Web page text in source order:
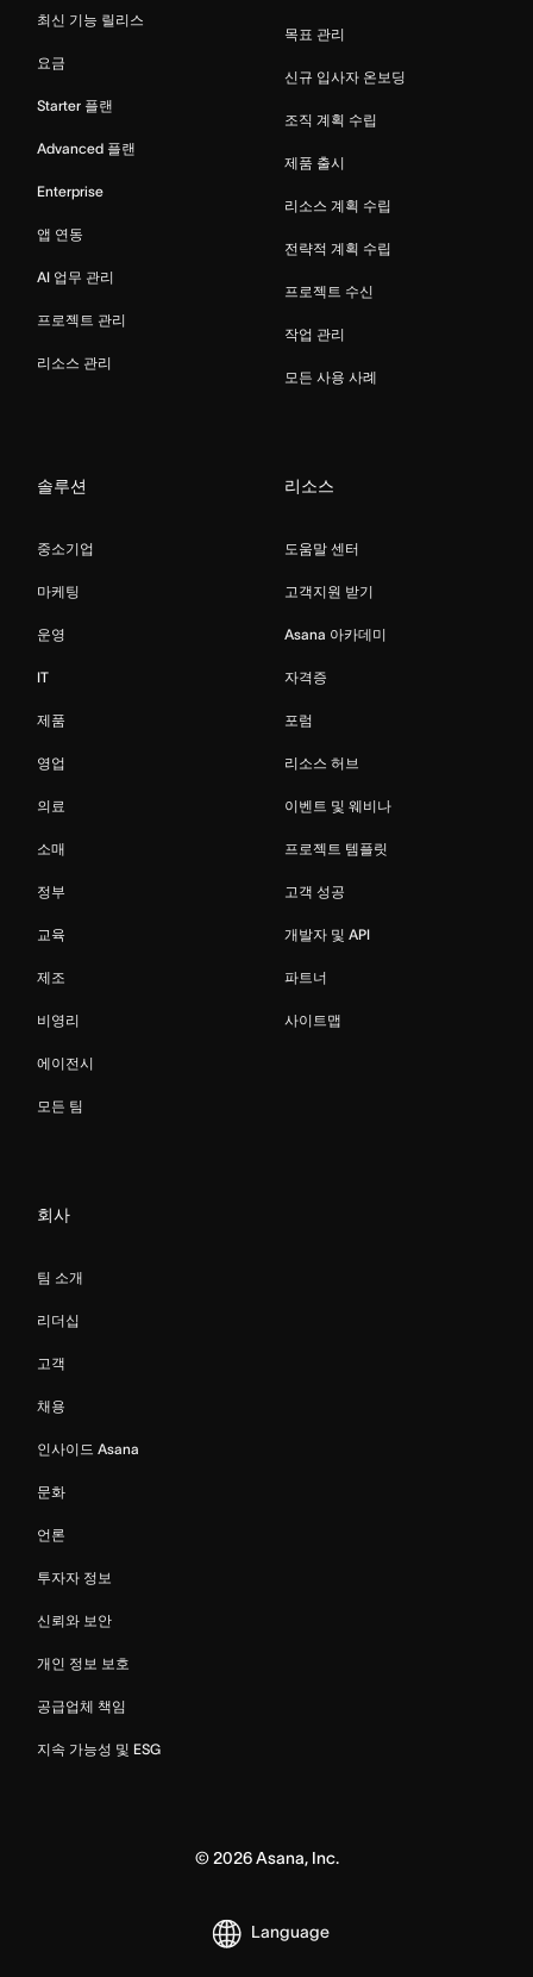
최신 기능 릴리스
요금
Starter 플랜
Advanced 플랜
Enterprise
앱 연동
AI 업무 관리
프로젝트 관리
리소스 관리
목표 관리
신규 입사자 온보딩
조직 계획 수립
제품 출시
리소스 계획 수립
전략적 계획 수립
프로젝트 수신
작업 관리
모든 사용 사례
솔루션
중소기업
마케팅
운영
IT
제품
영업
의료
소매
정부
교육
제조
비영리
에이전시
모든 팀
리소스
도움말 센터
고객지원 받기
Asana 아카데미
자격증
포럼
리소스 허브
이벤트 및 웨비나
프로젝트 템플릿
고객 성공
개발자 및 API
파트너
사이트맵
회사
팀 소개
리더십
고객
채용
인사이드 Asana
문화
언론
투자자 정보
신뢰와 보안
개인 정보 보호
공급업체 책임
지속 가능성 및 ESG
© 2026Asana, Inc.
Language